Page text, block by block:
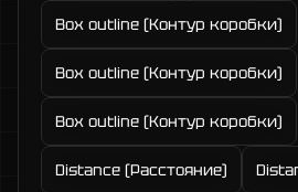
Box outline (Контур коробки)
Box outline (Контур коробки)
Box outline (Контур коробки)
Distance (Расстояние)